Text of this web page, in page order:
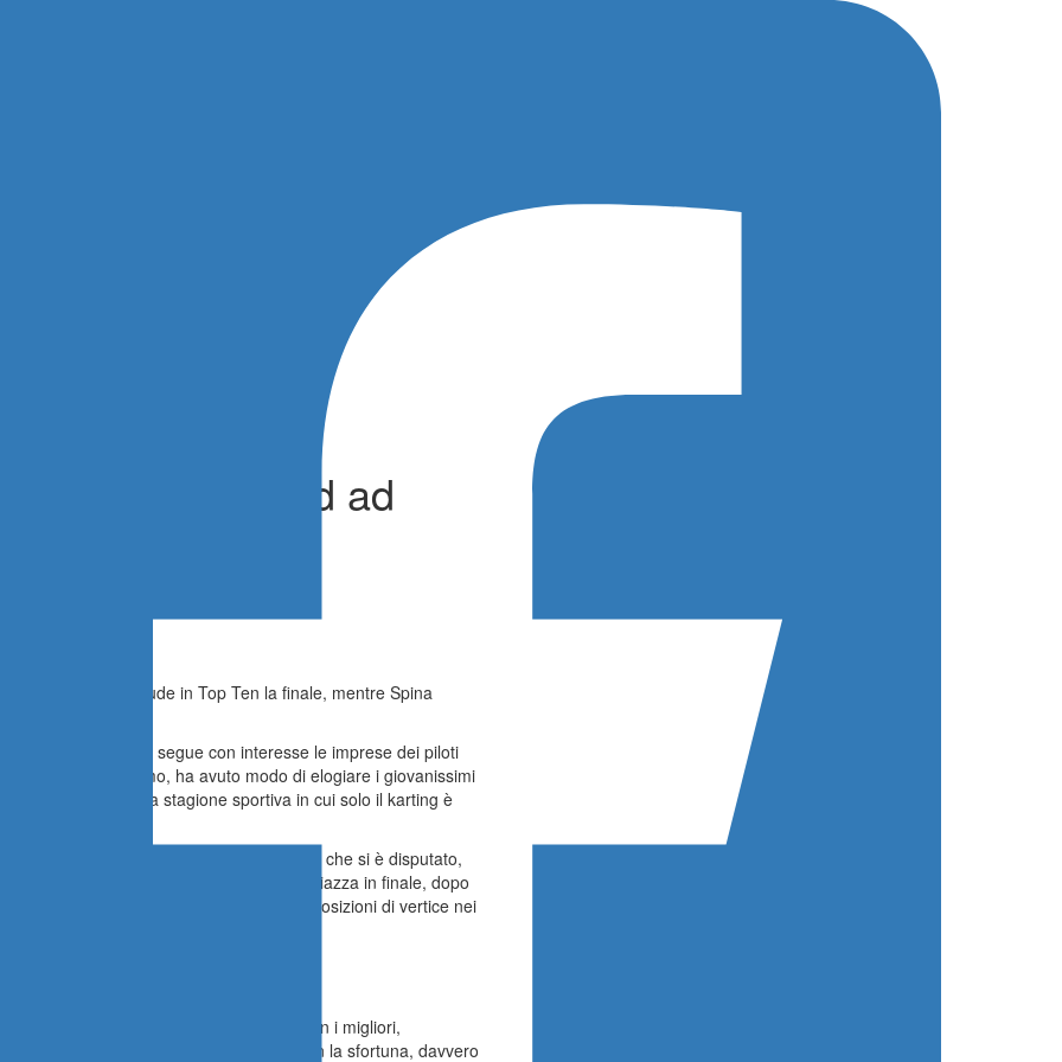
nel WSK ad ad
Paparo chiude in Top Ten la finale, mentre Spina
Sport Sicilia che segue con interesse le imprese dei piloti
Daniele Settimo, ha avuto modo di elogiare i giovanissimi
prime battute della stagione sportiva in cui solo il karting è
nel primo round del Super Master Siries che si è disputato,
cogliendo una brillante decima piazza in finale, dopo
un‘ottima crescita e potrà ambire a posizioni di vertice nei
la sensazione di poter competere con i migliori,
eliminatorie. Poi ha dovuto fare i conti con la sfortuna, davvero